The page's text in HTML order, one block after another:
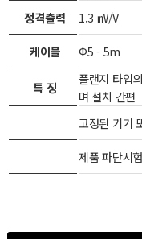
정격출력
1.3 ㎷/V
케이블
Φ5 - 5m
특 징
플랜지 타입
며 설치 간편
고정된 기기
제품 파단시